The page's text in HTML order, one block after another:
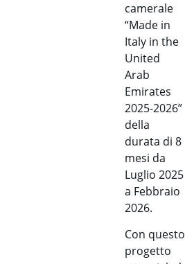
camerale
“Made in
Italy in the
United
Arab
Emirates
2025-2026”
della
durata di 8
mesi da
Luglio 2025
a Febbraio
2026.
Con questo
progetto